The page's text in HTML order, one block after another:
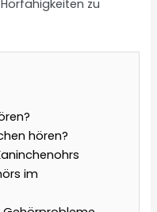
zu
hören?
im